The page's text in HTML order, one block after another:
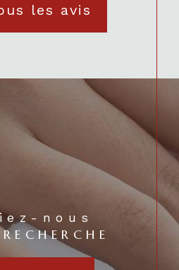
les avis
nous